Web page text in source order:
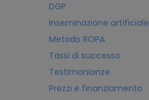
DGP
Inseminazione artificiale
Metodo ROPA
Tassi di successo
Testimonianze
Prezzi e finanziamento